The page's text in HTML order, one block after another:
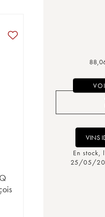
VINS
En stock,
25/05/